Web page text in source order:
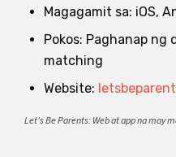
Magagamit sa: iOS,
Pokos: Paghanap
matching
Website:
Let’s Be Parents: Web at app na may